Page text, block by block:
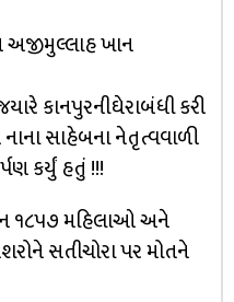
અજીમુલ્લાહ ખાન
કાનપુરનીઘેરાબંધી કરી
સાહેબના નેતૃત્વવાળી
કર્યું હતું !!!
૧૮૫૭ મહિલાઓ અને
સતીચોરા પર મોતને